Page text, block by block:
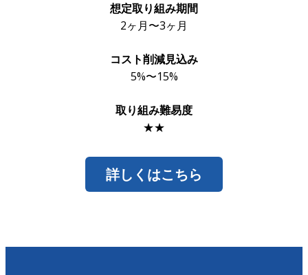
想定取り組み期間
2ヶ月〜3ヶ月
コスト削減見込み
5%〜15%
取り組み難易度
★★
詳しくはこちら